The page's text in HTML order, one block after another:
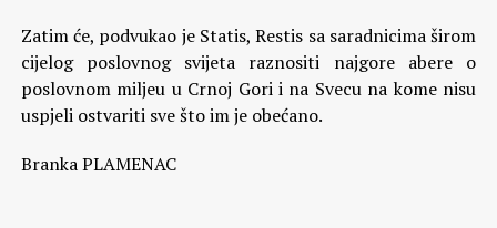
Zatim će, podvukao je Statis, Restis sa saradnicima širom
cijelog poslovnog svijeta raznositi najgore abere o
poslovnom miljeu u Crnoj Gori i na Svecu na kome nisu
uspjeli ostvariti sve što im je obećano.
Branka PLAMENAC